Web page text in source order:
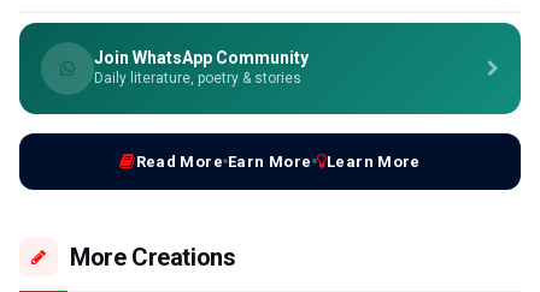
Join WhatsApp Community
Daily literature, poetry & stories
Read More Earn More Learn More
More Creations